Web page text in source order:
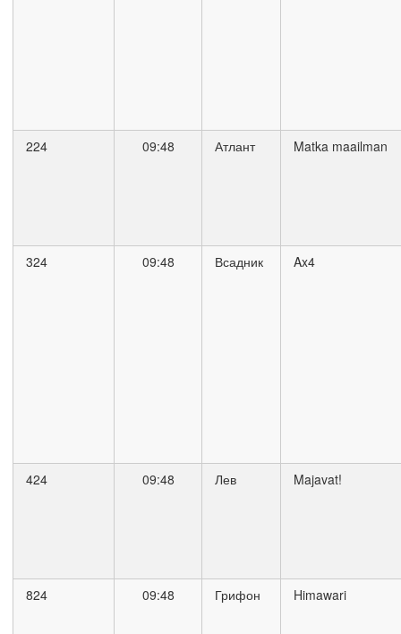
224 09:48 Атлант Matka maailman
324 09:48 Всадник Ax4
424 09:48 Лев Majavat!
824 09:48 Грифон Himawari